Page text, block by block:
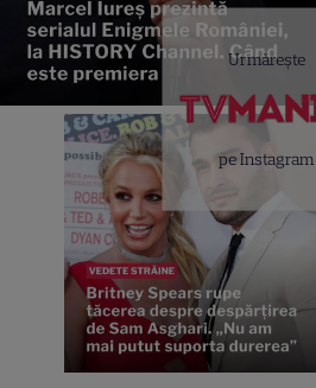
Urmărește
pe Instagram